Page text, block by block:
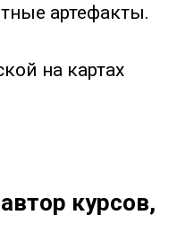
артефакты.
на картах
курсов,